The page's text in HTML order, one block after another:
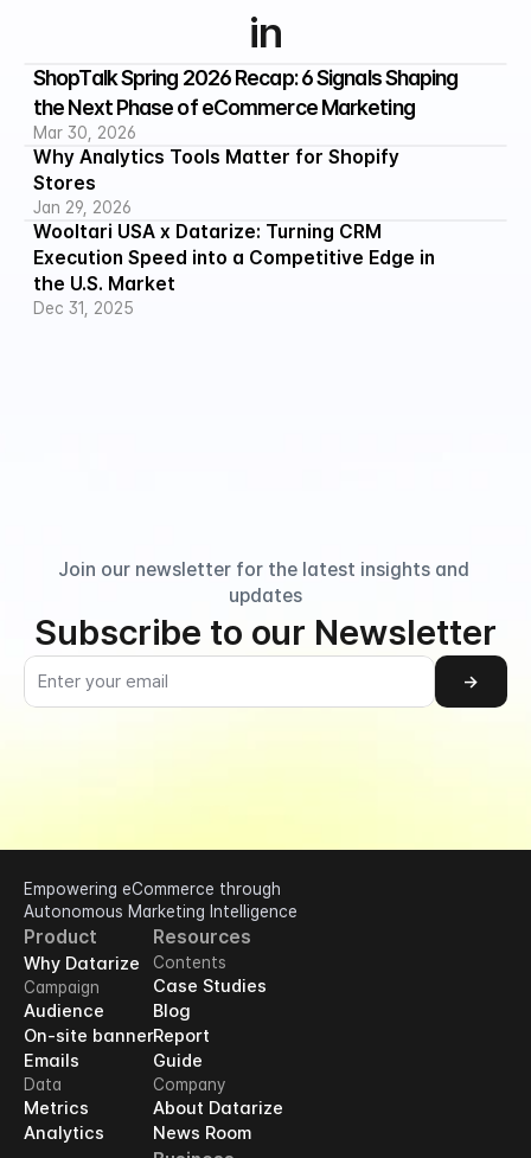
in
ShopTalk Spring 2026 Recap: 6 Signals Shaping
the Next Phase of eCommerce Marketing
Mar 30, 2026
Why Analytics Tools Matter for Shopify
Stores
Jan 29, 2026
Wooltari USA x Datarize: Turning CRM
Execution Speed into a Competitive Edge in
the U.S. Market
Dec 31, 2025
Join our newsletter for the latest insights and
updates
Subscribe to our Newsletter
→
Empowering eCommerce through
Autonomous Marketing Intelligence
Product
Why Datarize
Campaign
Audience
On-site banner
Emails
Data
Metrics
Analytics
Resources
Contents
Case Studies
Blog
Report
Guide
Company
About Datarize
News Room